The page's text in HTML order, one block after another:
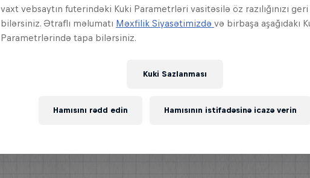
vaxt vebsaytın futerindəki Kuki Parametrləri vasitəsilə öz razılığınızı
bilərsiniz. Ətraflı məlumatı Məxfilik Siyasətimizdə və birbaşa aşağıdakı
Parametrlərində tapa bilərsiniz.
Kuki Sazlanması
Hamısını rədd edin Hamısının istifadəsinə icazə verin